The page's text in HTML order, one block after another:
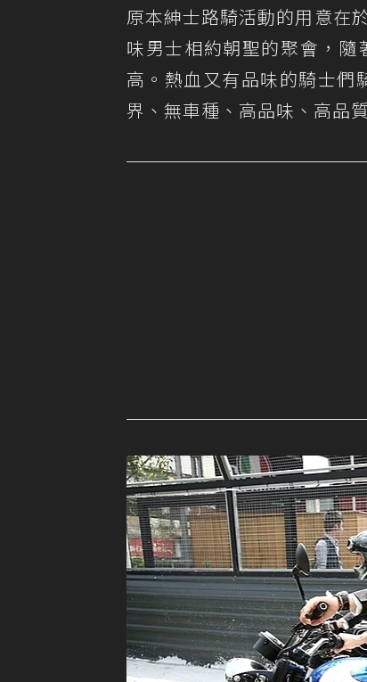
原本紳士路騎活動的用意在
味男士相約朝聖的聚會，
高。熱血又有品味的騎士們
界、無車種、高品味、高品